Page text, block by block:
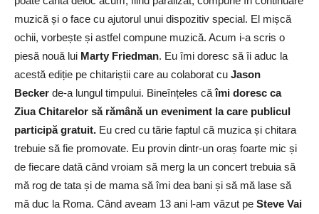
muzică și o face cu ajutorul unui dispozitiv special. El mișcă
ochii, vorbește și astfel compune muzică. Acum i-a scris o
piesă nouă lui Marty Friedman. Eu îmi doresc să îi aduc la
acestă ediție pe chitariștii care au colaborat cu Jason
Becker de-a lungul timpului. Bineînțeles căîmi doresc ca
Ziua Chitarelor să rămână un eveniment la care publicul
participă gratuit. Eu cred cu tărie faptul că muzica și chitara
trebuie să fie promovate. Eu provin dintr-un oraș foarte mic și
de fiecare dată când vroiam să merg la un concert trebuia să
mă rog de tata și de mama să îmi dea bani și să mă lase să
mă duc la Roma. Când aveam 13 ani l-am văzut pe Steve Vai